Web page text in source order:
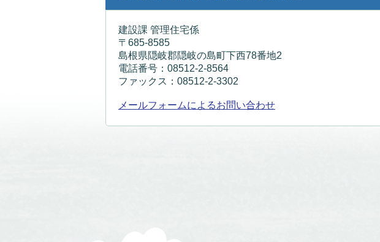
建設課 管理住宅係
〒685-8585
島根県隠岐郡隠岐の島町下西78番地2
電話番号：08512-2-8564
ファックス：08512-2-3302
メールフォームによるお問い合わせ